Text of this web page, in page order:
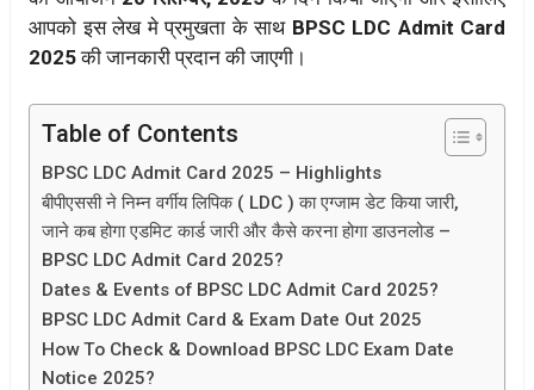
आपको इस लेख मे प्रमुखता के साथ BPSC LDC Admit Card
2025 की जानकारी प्रदान की जाएगी।
Table of Contents
BPSC LDC Admit Card 2025 – Highlights
बीपीएससी ने निम्न वर्गीय लिपिक ( LDC ) का एग्जाम डेट किया जारी,
जाने कब होगा एडमिट कार्ड जारी और कैसे करना होगा डाउनलोड –
BPSC LDC Admit Card 2025?
Dates & Events of BPSC LDC Admit Card 2025?
BPSC LDC Admit Card & Exam Date Out 2025
How To Check & Download BPSC LDC Exam Date
Notice 2025?